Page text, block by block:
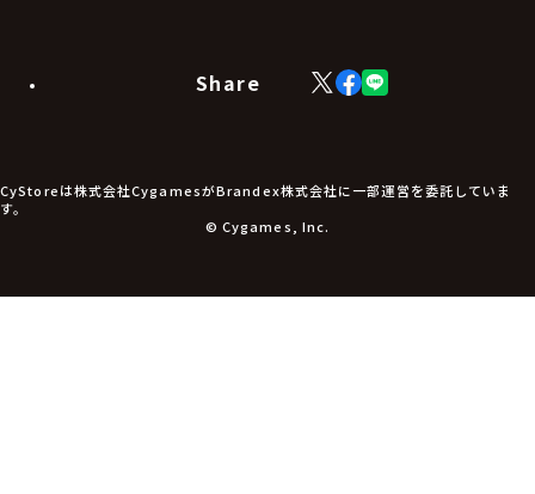
Share
X
(Twitter)
Facebook
LINE
CyStoreは株式会社CygamesがBrandex株式会社に一部運営を委託していま
す。
© Cygames, Inc.